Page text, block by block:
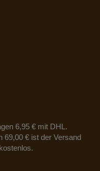
6,95 € mit DHL.
69,00 € ist der Versand